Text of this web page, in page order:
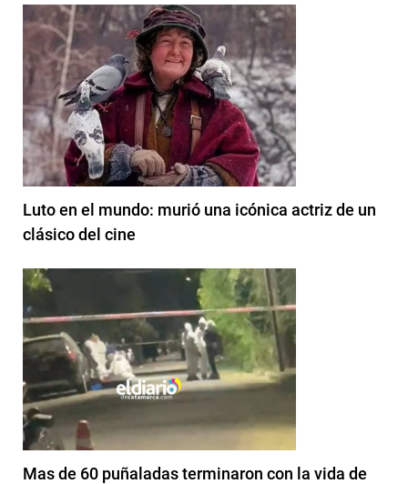
Luto en el mundo: murió una icónica actriz de un
clásico del cine
Mas de 60 puñaladas terminaron con la vida de